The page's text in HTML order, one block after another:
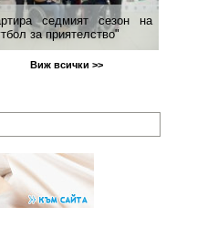
седмият сезон на
за приятелство"
Виж всички >>